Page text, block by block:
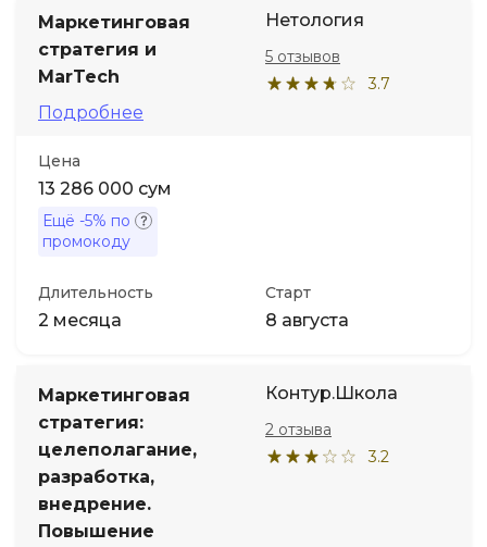
Маркетинговая
стратегия и
MarTech
Подробнее
Нетология
3.7
5 отзывов
Цена
13 286 000 сум
Ещё -5% по
промокоду
Длительность
2 месяца
Старт
8 августа
Маркетинговая
стратегия:
целеполагание,
разработка,
внедрение.
Повышение
Контур.Школа
3.2
2 отзыва